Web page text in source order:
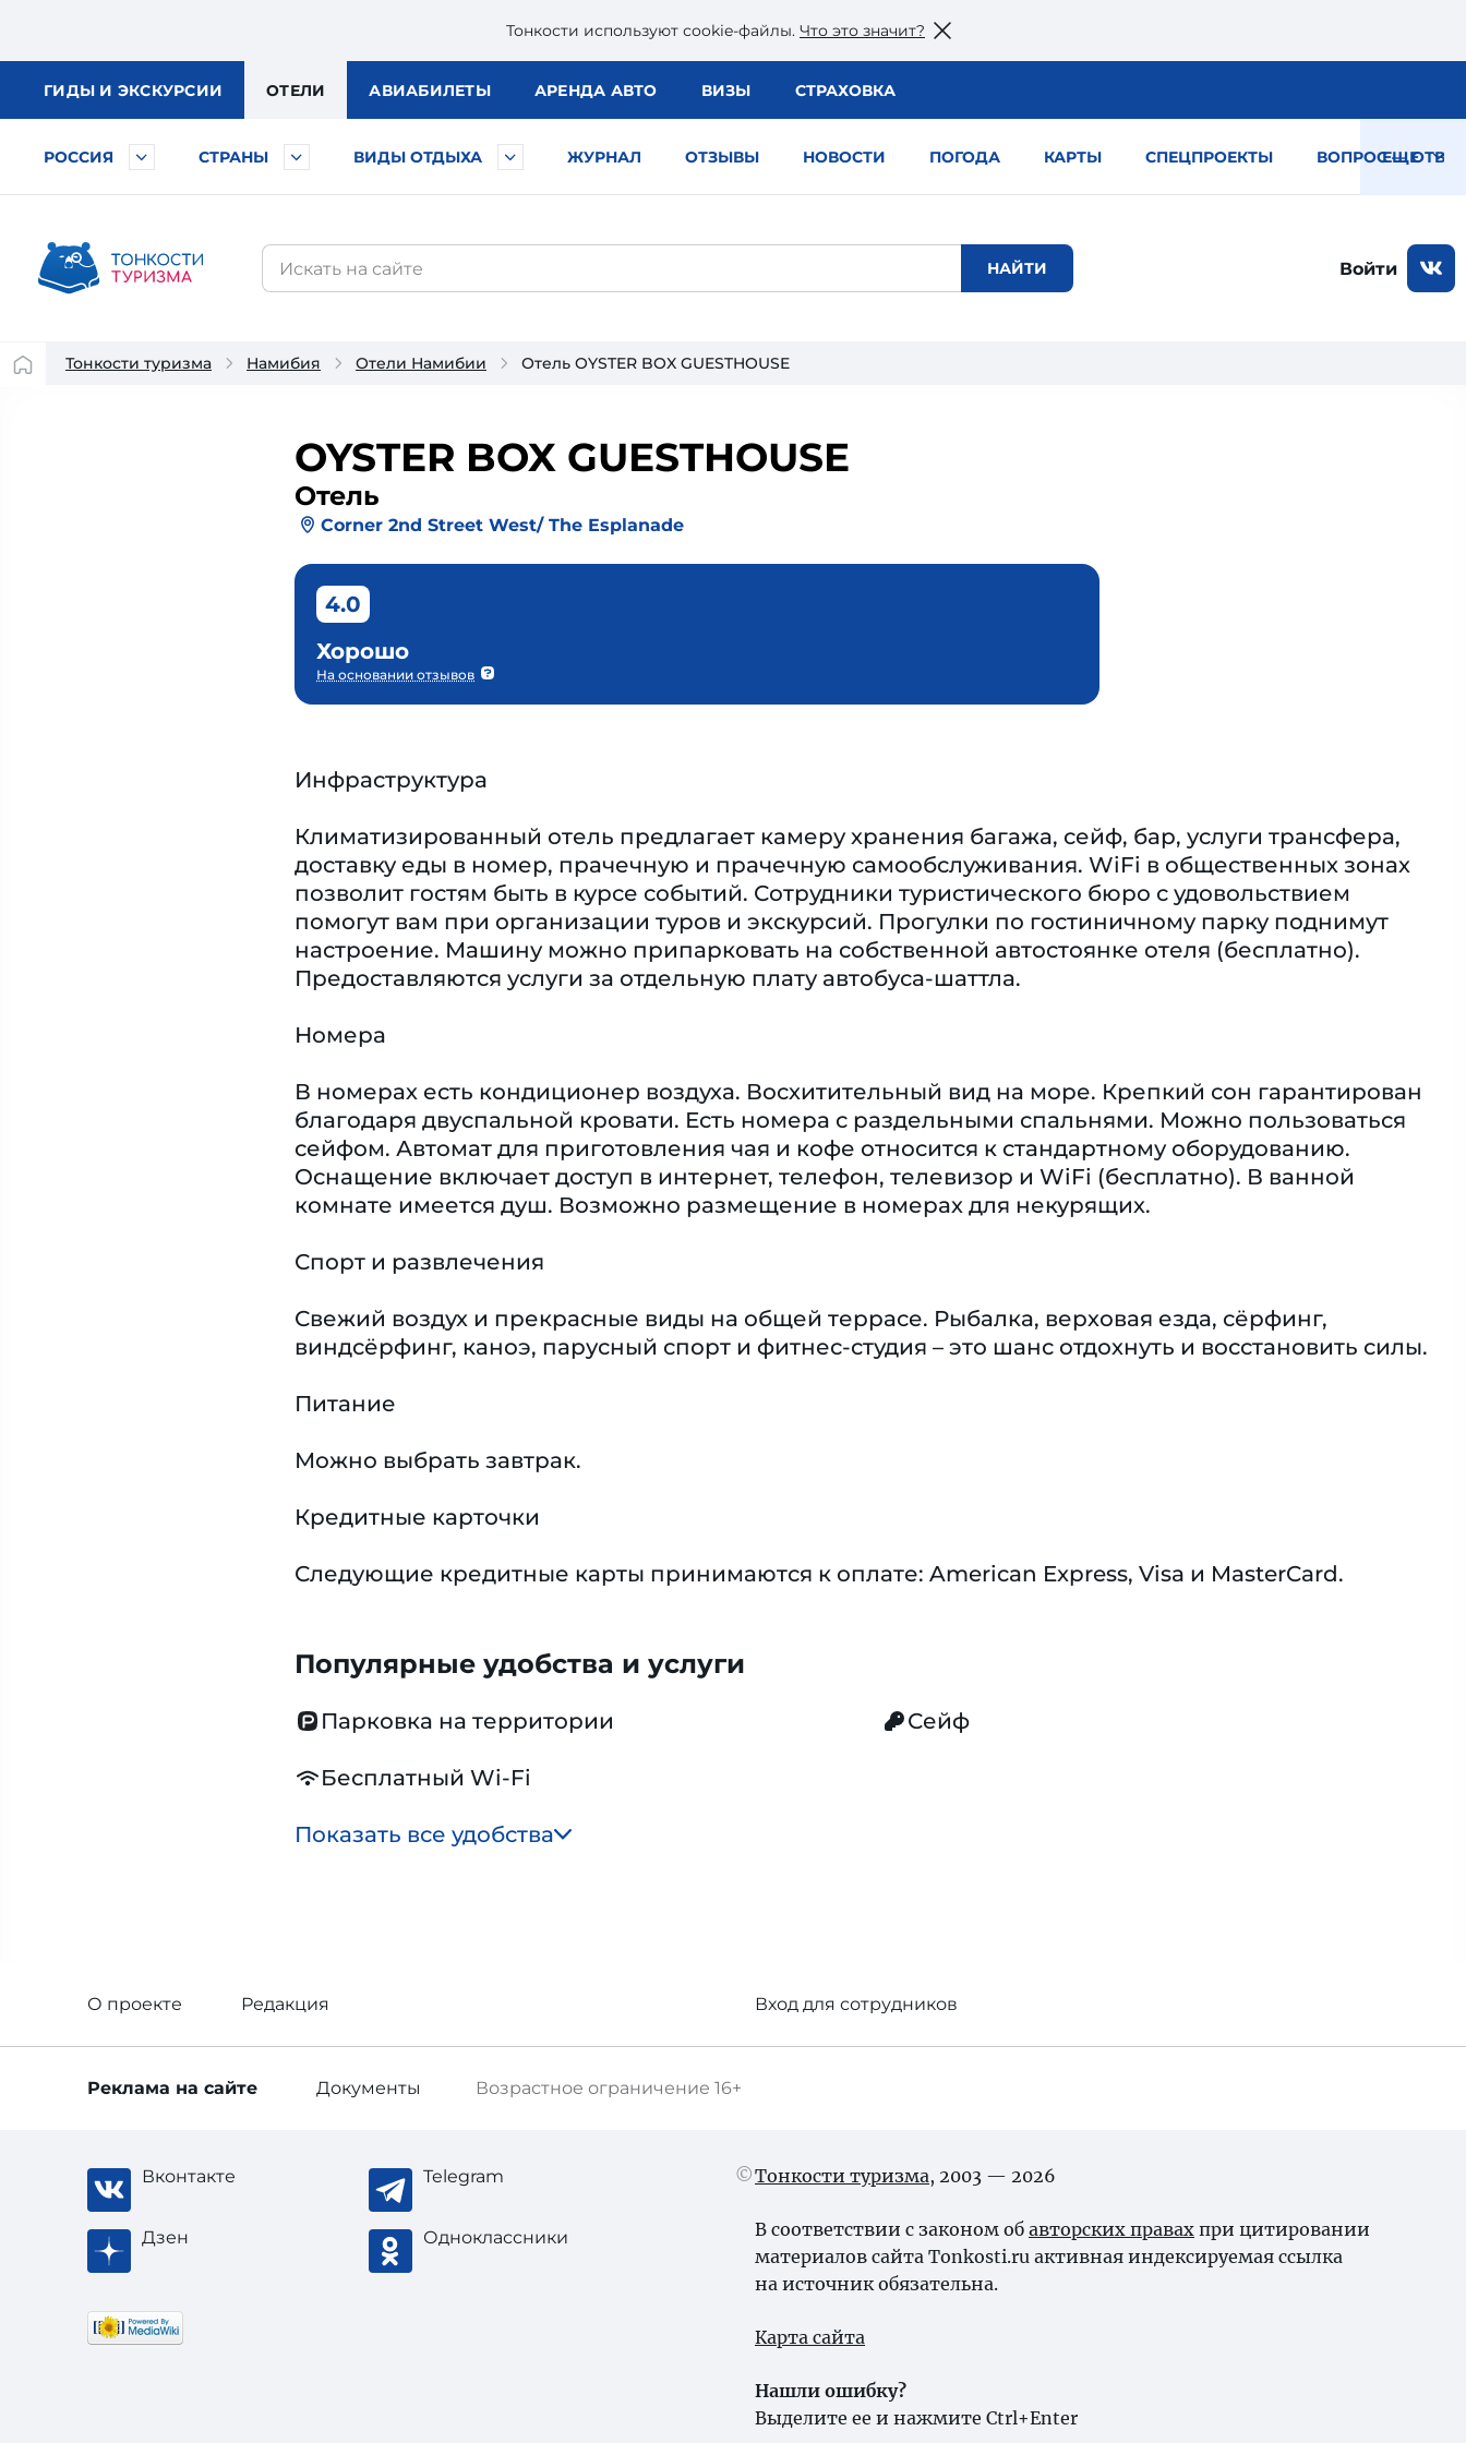
Тонкости используют сookie-файлы. Что это значит?
ГИДЫ И ЭКСКУРСИИ ОТЕЛИ АВИАБИЛЕТЫ АРЕНДА АВТО ВИЗЫ СТРАХОВКА
РОССИЯ СТРАНЫ ВИДЫ ОТДЫХА ЖУРНАЛ ОТЗЫВЫ НОВОСТИ ПОГОДА КАРТЫ СПЕЦПРОЕКТЫ ВОПРОС — ОТВЕТ
ЕЩЕ
Войти
Тонкости туризма Намибия Отели Намибии Отель OYSTER BOX GUESTHOUSE
OYSTER BOX GUESTHOUSE
Отель
Corner 2nd Street West/ The Esplanade
4.0
Хорошо
На основании отзывов
Инфраструктура
Климатизированный отель предлагает камеру хранения багажа, сейф, бар, услуги трансфера,
доставку еды в номер, прачечную и прачечную самообслуживания. WiFi в общественных зонах
позволит гостям быть в курсе событий. Сотрудники туристического бюро с удовольствием
помогут вам при организации туров и экскурсий. Прогулки по гостиничному парку поднимут
настроение. Машину можно припарковать на собственной автостоянке отеля (бесплатно).
Предоставляются услуги за отдельную плату автобуса-шаттла.
Номера
В номерах есть кондиционер воздуха. Восхитительный вид на море. Крепкий сон гарантирован
благодаря двуспальной кровати. Есть номера с раздельными спальнями. Можно пользоваться
сейфом. Автомат для приготовления чая и кофе относится к стандартному оборудованию.
Оснащение включает доступ в интернет, телефон, телевизор и WiFi (бесплатно). В ванной
комнате имеется душ. Возможно размещение в номерах для некурящих.
Спорт и развлечения
Свежий воздух и прекрасные виды на общей террасе. Рыбалка, верховая езда, сёрфинг,
виндсёрфинг, каноэ, парусный спорт и фитнес-студия – это шанс отдохнуть и восстановить силы.
Питание
Можно выбрать завтрак.
Кредитные карточки
Следующие кредитные карты принимаются к оплате: American Express, Visa и MasterCard.
Популярные удобства и услуги
Парковка на территории Сейф
Бесплатный Wi-Fi
Показать все удобства
О проекте Редакция Вход для сотрудников
Возрастное ограничение 16+
Реклама на сайте Документы
Вконтакте Telegram
Дзен Одноклассники
Тонкости туризма, 2003 — 2026
В соответствии с законом об авторских правах при цитировании
материалов сайта Tonkosti.ru активная индексируемая ссылка
на источник обязательна.
Карта сайта
Нашли ошибку?
Выделите ее и нажмите Ctrl+Enter